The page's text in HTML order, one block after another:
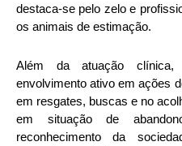
destaca-se pelo zelo e
os animais de estimação.
Além da atuação
envolvimento ativo em ações
em resgates, buscas e no
em situação de
reconhecimento da